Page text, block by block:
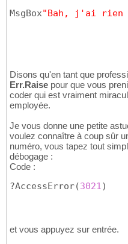
MsgBox"Bah, j'ai rien
Disons qu'en tant que
Err.Raise pour que vous
coder qui est vraiment
employée.
Je vous donne une petite
voulez connaître à coup sûr
numéro, vous tapez tout
débogage :
Code :
?AccessError(3021)
et vous appuyez sur entrée.